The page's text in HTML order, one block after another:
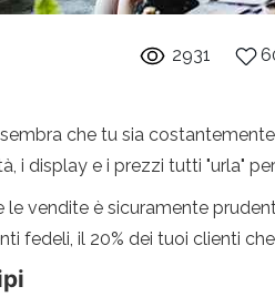
2931
che tu sia
i display e i prezzi tutti "urla"
le vendite è sicuramente
fedeli, il 20% dei tuoi clienti